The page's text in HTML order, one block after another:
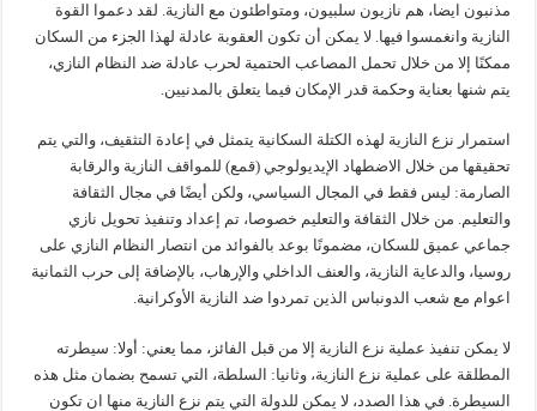
مذنبون ايضا، هم نازيون سلبيون، ومتواطئون مع النازية. لقد دعموا القوة
النازية وانغمسوا فيها. لا يمكن أن تكون العقوبة عادلة لهذا الجزء من السكان
ممكنًا إلا من خلال تحمل المصاعب الحتمية لحرب عادلة ضد النظام النازي،
يتم شنها بعناية وحكمة قدر الإمكان فيما يتعلق بالمدنيين.
استمرار نزع النازية لهذه الكتلة السكانية يتمثل في إعادة التثقيف، والتي يتم
تحقيقها من خلال الاضطهاد الإيديولوجي (قمع) للمواقف النازية والرقابة
الصارمة: ليس فقط في المجال السياسي، ولكن أيضًا في مجال الثقافة
والتعليم. من خلال الثقافة والتعليم خصوصا، تم إعداد وتنفيذ تحويل نازي
جماعي عميق للسكان، مضمونًا بوعد بالفوائد من انتصار النظام النازي على
روسيا، والدعاية النازية، والعنف الداخلي والإرهاب، بالإضافة إلى حرب الثمانية
اعوام مع شعب الدونباس الذين تمردوا ضد النازية الأوكرانية.
لا يمكن تنفيذ عملية نزع النازية إلا من قبل الفائز، مما يعني: أولا: سيطرته
المطلقة على عملية نزع النازية، وثانيا: السلطة، التي تسمح بضمان مثل هذه
السيطرة. في هذا الصدد، لا يمكن للدولة التي يتم نزع النازية منها ان تكون